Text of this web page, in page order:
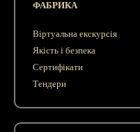
ФАБРИКА
Віртуальна екскурсія
Якість і безпека
Сертифікати
Тендери